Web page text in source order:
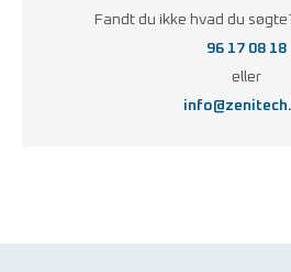
Fandt du ikke hvad du
96 17 08 18
eller